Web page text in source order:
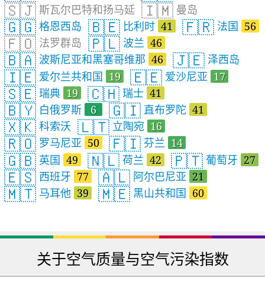
🇸🇯 斯瓦尔巴特和扬马延 🇮🇲 曼岛
🇬🇬 格恩西岛 🇧🇪 比利时 41 🇫🇷 法国 56
🇫🇴 法罗群岛 🇵🇱 波兰 46
🇧🇦 波斯尼亚和黑塞哥维那 46 🇯🇪 泽西岛
🇮🇪 爱尔兰共和国 19 🇪🇪 爱沙尼亚 17
🇸🇪 瑞典 19 🇨🇭 瑞士 41
🇧🇾 白俄罗斯 6 🇬🇮 直布罗陀 41
🇽🇰 科索沃 🇱🇹 立陶宛 16
🇷🇴 罗马尼亚 50 🇫🇮 芬兰 14
🇬🇧 英国 49 🇳🇱 荷兰 42 🇵🇹 葡萄牙 27
🇪🇸 西班牙 77 🇦🇱 阿尔巴尼亚 21
🇲🇹 马耳他 39 🇲🇪 黑山共和国 60
关于空气质量与空气污染指数